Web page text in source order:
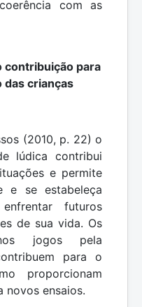
com as
contribuição para
das crianças
(2010, p. 22) o
lúdica contribui
e permite
e se estabeleça
futuros
de sua vida. Os
jogos pela
para o
proporcionam
novos ensaios.